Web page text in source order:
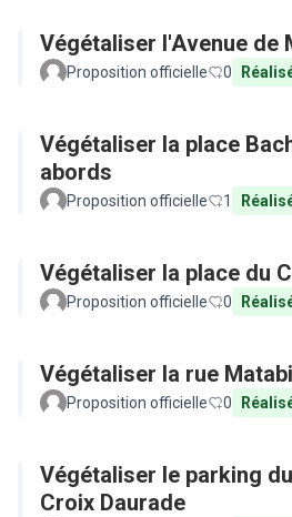
Végétaliser l'Avenue de
Proposition officielle 0
Végétaliser la place
abords
Proposition officielle 1
Végétaliser la place du
Proposition officielle 0
Végétaliser la rue
Proposition officielle 0
Végétaliser le parking
Croix Daurade